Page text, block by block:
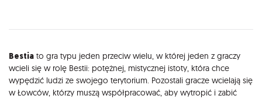
Opis
Bestia to gra typu jeden przeciw wielu, w której jeden z graczy
wcieli się w rolę Bestii: potężnej, mistycznej istoty, która chce
wypędzić ludzi ze swojego terytorium. Pozostali gracze wcielają się
w Łowców, którzy muszą współpracować, aby wytropić i zabić